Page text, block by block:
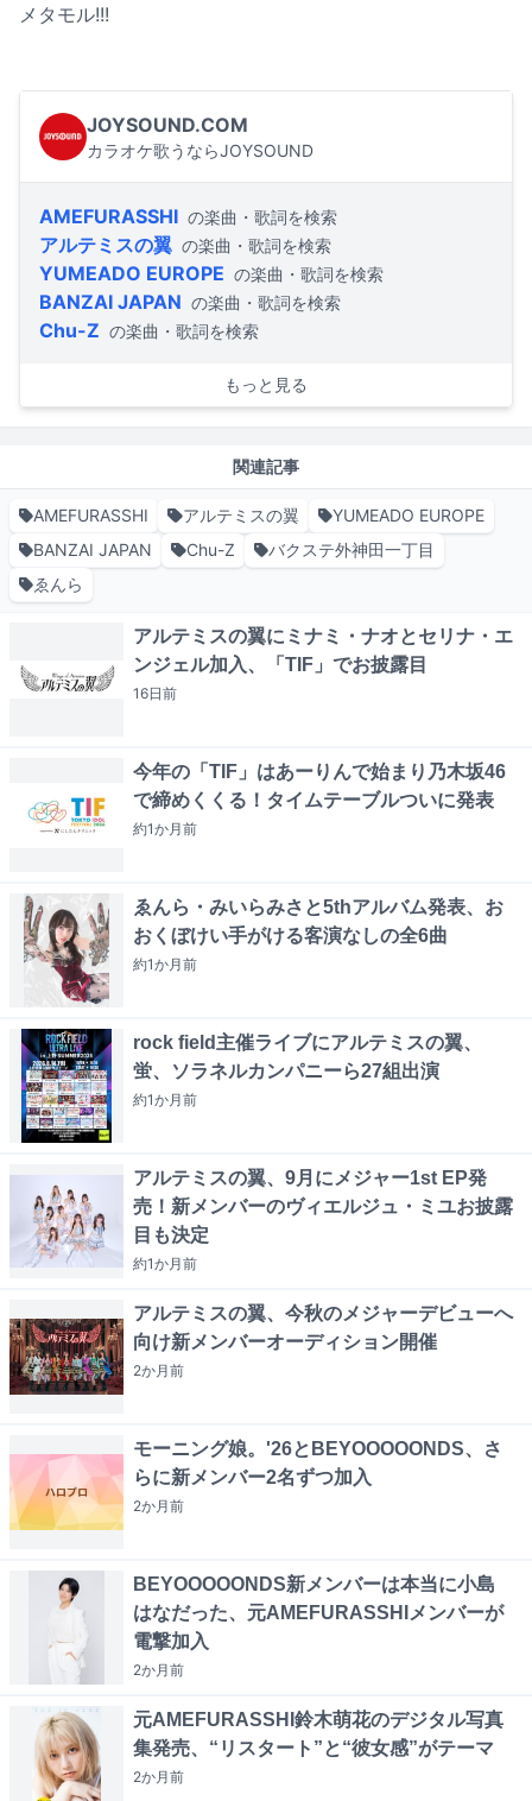
メタモル!!!
JOYSOUND.COM
カラオケ歌うならJOYSOUND
AMEFURASSHI の楽曲・歌詞を検索
アルテミスの翼 の楽曲・歌詞を検索
YUMEADO EUROPE の楽曲・歌詞を検索
BANZAI JAPAN の楽曲・歌詞を検索
Chu-Z の楽曲・歌詞を検索
もっと見る
関連記事
AMEFURASSHI アルテミスの翼
YUMEADO EUROPE
BANZAI JAPAN
Chu-Z
バクステ外神田一丁目
ゑんら
アルテミスの翼にミナミ・ナオとセリナ・エ
ンジェル加入、「TIF」でお披露目
16日前
今年の「TIF」はあーりんで始まり乃木坂46
で締めくくる！タイムテーブルついに発表
約1か月前
ゑんら・みいらみさと5thアルバム発表、お
おくぼけい手がける客演なしの全6曲
約1か月前
rock field主催ライブにアルテミスの翼、
蛍、ソラネルカンパニーら27組出演
約1か月前
アルテミスの翼、9月にメジャー1st EP発
売！新メンバーのヴィエルジュ・ミユお披露
目も決定
約1か月前
アルテミスの翼、今秋のメジャーデビューへ
向け新メンバーオーディション開催
2か月前
モーニング娘。'26とBEYOOOOONDS、さ
らに新メンバー2名ずつ加入
2か月前
BEYOOOOONDS新メンバーは本当に小島
はなだった、元AMEFURASSHIメンバーが
電撃加入
2か月前
元AMEFURASSHI鈴木萌花のデジタル写真
集発売、“リスタート”と“彼女感”がテーマ
2か月前